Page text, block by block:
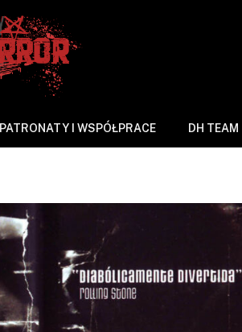
PATRONATY I WSPÓŁPRACE DH TEAM